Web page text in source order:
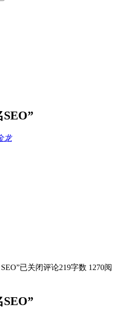
龙
已关闭评论219字数 1270阅